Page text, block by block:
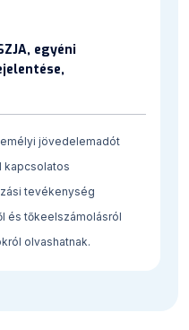
egyéni
jövedelemadót
kapcsolatos
tevékenység
és tőkeelszámolásról
olvashatnak.